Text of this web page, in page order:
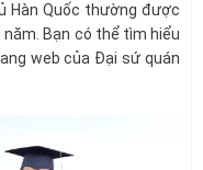
Hàn Quốc thường được
Bạn có thể tìm hiểu
web của Đại sứ quán